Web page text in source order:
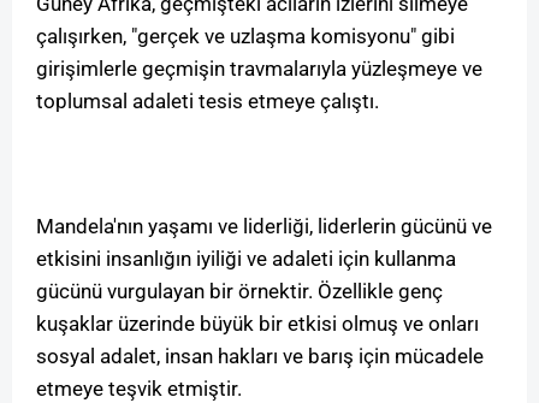
çalışırken, "gerçek ve uzlaşma komisyonu" gibi
girişimlerle geçmişin travmalarıyla yüzleşmeye ve
toplumsal adaleti tesis etmeye çalıştı.
Mandela'nın yaşamı ve liderliği, liderlerin gücünü ve
etkisini insanlığın iyiliği ve adaleti için kullanma
gücünü vurgulayan bir örnektir. Özellikle genç
kuşaklar üzerinde büyük bir etkisi olmuş ve onları
sosyal adalet, insan hakları ve barış için mücadele
etmeye teşvik etmiştir.